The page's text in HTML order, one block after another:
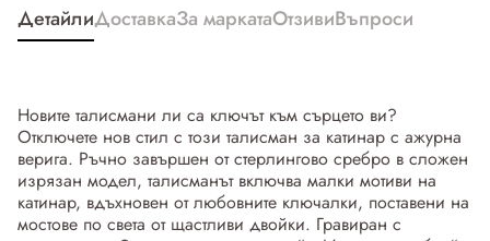
ДетайлиДоставкаЗа маркатаОтзивиВъпроси
Новите талисмани ли са ключът към сърцето ви?
Отключете нов стил с този талисман за катинар с ажурна
верига. Ръчно завършен от стерлингово сребро в сложен
изрязан модел, талисманът включва малки мотиви на
катинар, вдъхновен от любовните ключалки, поставени на
мостове по света от щастливи двойки. Гравиран с